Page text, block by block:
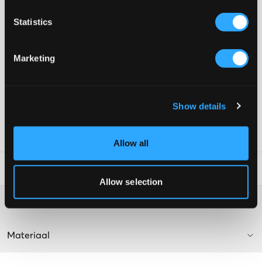
Statistics
Marketing
Show details
Allow all
Allow selection
Broek
Wijde pijpen
Zijzakken
Laundry Advice:
Washing advice
Materiaal